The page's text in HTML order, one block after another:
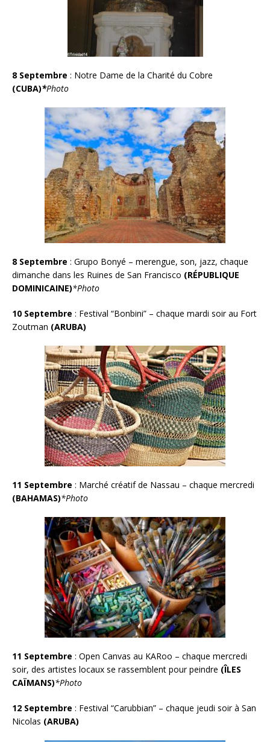
8 Septembre : Notre Dame de la Charité du Cobre
(CUBA)*Photo
8 Septembre : Grupo Bonyé – merengue, son, jazz, chaque
dimanche dans les Ruines de San Francisco (RÉPUBLIQUE
DOMINICAINE)*Photo
10 Septembre : Festival “Bonbini” – chaque mardi soir au Fort
Zoutman (ARUBA)
11 Septembre : Marché créatif de Nassau – chaque mercredi
(BAHAMAS)*Photo
11 Septembre : Open Canvas au KARoo – chaque mercredi
soir, des artistes locaux se rassemblent pour peindre (ÎLES
CAÏMANS)*Photo
12 Septembre : Festival “Carubbian” – chaque jeudi soir à San
Nicolas (ARUBA)